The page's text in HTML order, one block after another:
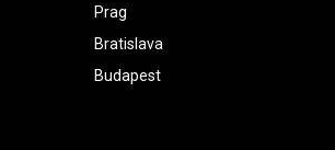
Prag
Bratislava
Budapest